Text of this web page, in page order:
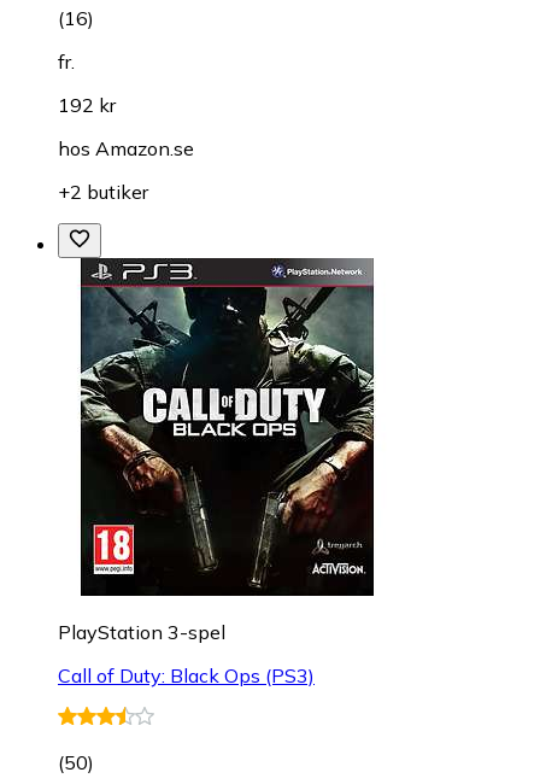
(16)
fr.
192 kr
hos Amazon.se
+2 butiker
PlayStation 3-spel
Call of Duty: Black Ops (PS3)
(50)